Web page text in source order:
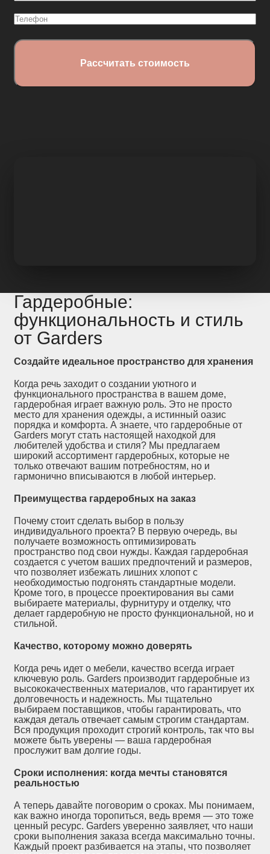
Телефон
Гардеробные:
функциональность и стиль
от Garders
Создайте идеальное пространство для хранения
Когда речь заходит о создании уютного и
функционального пространства в вашем доме,
гардеробная играет важную роль. Это не просто
место для хранения одежды, а истинный оазис
порядка и комфорта. А знаете, что гардеробные от
Garders могут стать настоящей находкой для
любителей удобства и стиля? Мы предлагаем
широкий ассортимент гардеробных, которые не
только отвечают вашим потребностям, но и
гармонично вписываются в любой интерьер.
Преимущества гардеробных на заказ
Почему стоит сделать выбор в пользу
индивидуального проекта? В первую очередь, вы
получаете возможность оптимизировать
пространство под свои нужды. Каждая гардеробная
создается с учетом ваших предпочтений и размеров,
что позволяет избежать лишних хлопот с
необходимостью подгонять стандартные модели.
Кроме того, в процессе проектирования вы сами
выбираете материалы, фурнитуру и отделку, что
делает гардеробную не просто функциональной, но и
стильной.
Качество, которому можно доверять
Когда речь идет о мебели, качество всегда играет
ключевую роль. Garders производит гардеробные из
высококачественных материалов, что гарантирует их
долговечность и надежность. Мы тщательно
выбираем поставщиков, чтобы гарантировать, что
каждая деталь отвечает самым строгим стандартам.
Вся продукция проходит строгий контроль, так что вы
можете быть уверены — ваша гардеробная
прослужит вам долгие годы.
Сроки исполнения: когда мечты становятся
реальностью
А теперь давайте поговорим о сроках. Мы понимаем,
как важно иногда торопиться, ведь время — это тоже
ценный ресурс. Garders уверенно заявляет, что наши
сроки выполнения заказа всегда максимально точны.
Каждый проект разбивается на этапы, что позволяет